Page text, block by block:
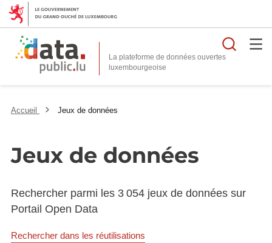
La plateforme de données ouvertes
Accueil Jeux de données
Jeux de données
Rechercher parmi les 3 054 jeux de données sur
Portail Open Data
Rechercher dans les réutilisations